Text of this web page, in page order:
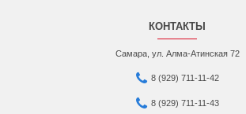
КОНТАКТЫ
Самара, ул. Алма-Атинская 72
8 (929) 711-11-42
8 (929) 711-11-43